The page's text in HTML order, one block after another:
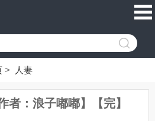
> 人妻
者：浪子嘟嘟】【完】